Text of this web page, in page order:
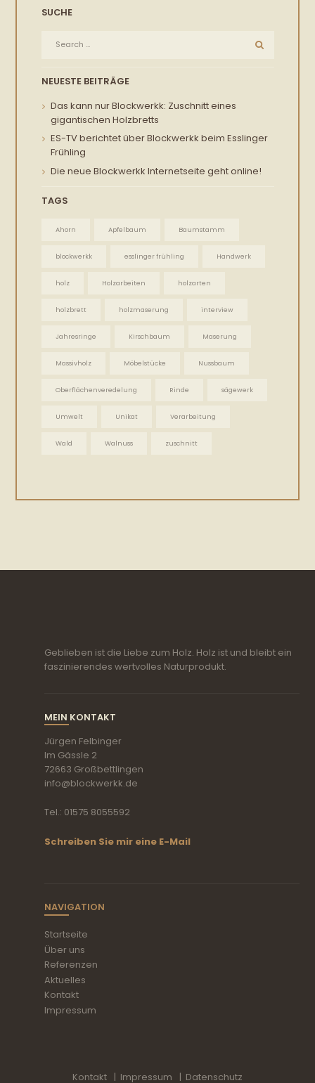
SUCHE
NEUESTE BEITRÄGE
Das kann nur Blockwerkk: Zuschnitt eines
gigantischen Holzbretts
ES-TV berichtet über Blockwerkk beim Esslinger
Frühling
Die neue Blockwerkk Internetseite geht online!
TAGS
Ahorn Apfelbaum Baumstamm
blockwerkk esslinger frühling Handwerk
holz Holzarbeiten holzarten
holzbrett holzmaserung interview
Jahresringe Kirschbaum Maserung
Massivholz Möbelstücke Nussbaum
Oberflächenveredelung Rinde sägewerk
Umwelt Unikat Verarbeitung
Wald Walnuss zuschnitt
Geblieben ist die Liebe zum Holz. Holz ist und bleibt ein
faszinierendes wertvolles Naturprodukt.
MEIN KONTAKT
Jürgen Felbinger
Im Gässle 2
72663 Großbettlingen
info@blockwerkk.de
Tel.: 01575 8055592
Schreiben Sie mir eine E-Mail
NAVIGATION
Startseite
Über uns
Referenzen
Aktuelles
Kontakt
Impressum
Kontakt Impressum Datenschutz